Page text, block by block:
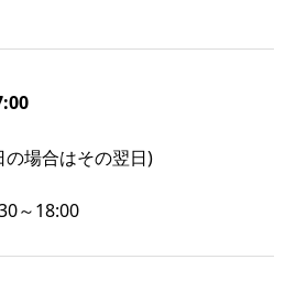
の場合はその翌日)
～18:00